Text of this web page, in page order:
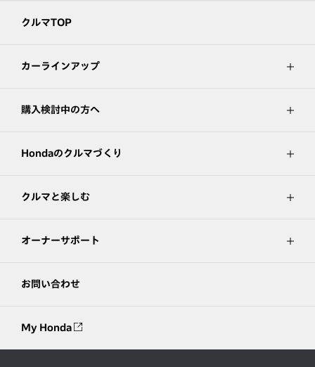
クルマTOP
カーラインアップ
購入検討中の方へ
Hondaのクルマづくり
クルマと楽しむ
オーナーサポート
お問い合わせ
My Honda